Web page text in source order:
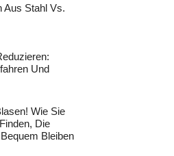
Aus Stahl Vs.
Und
Wie Sie
Die
Bleiben